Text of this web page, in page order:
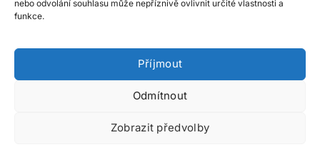
nebo odvolání souhlasu může nepříznivě ovlivnit určité vlastnosti a
funkce.
Příjmout
Odmítnout
Zobrazit předvolby